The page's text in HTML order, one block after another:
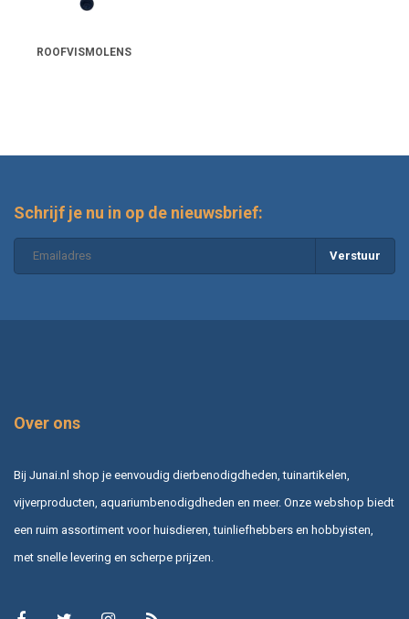
Wat betekent het werpgewicht van een
Hoe onderhoud ik mijn molen en hengel?
ROOFVISMOLENS
Schrijf je nu in op de nieuwsbrief:
Verstuur
Over ons
Bij Junai.nl shop je eenvoudig dierbenodigdheden, tuinartikelen,
vijverproducten, aquariumbenodigdheden en meer. Onze webshop biedt
een ruim assortiment voor huisdieren, tuinliefhebbers en hobbyisten,
met snelle levering en scherpe prijzen.